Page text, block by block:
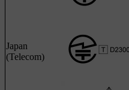
Japan
(Telecom)